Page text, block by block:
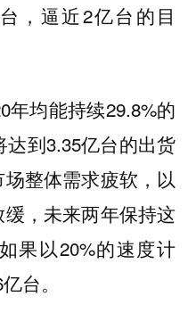
，逼近2亿台的目
年均能持续29.8%的
到3.35亿台的出货
整体需求疲软，以
，未来两年保持这
果以20%的速度计
台。